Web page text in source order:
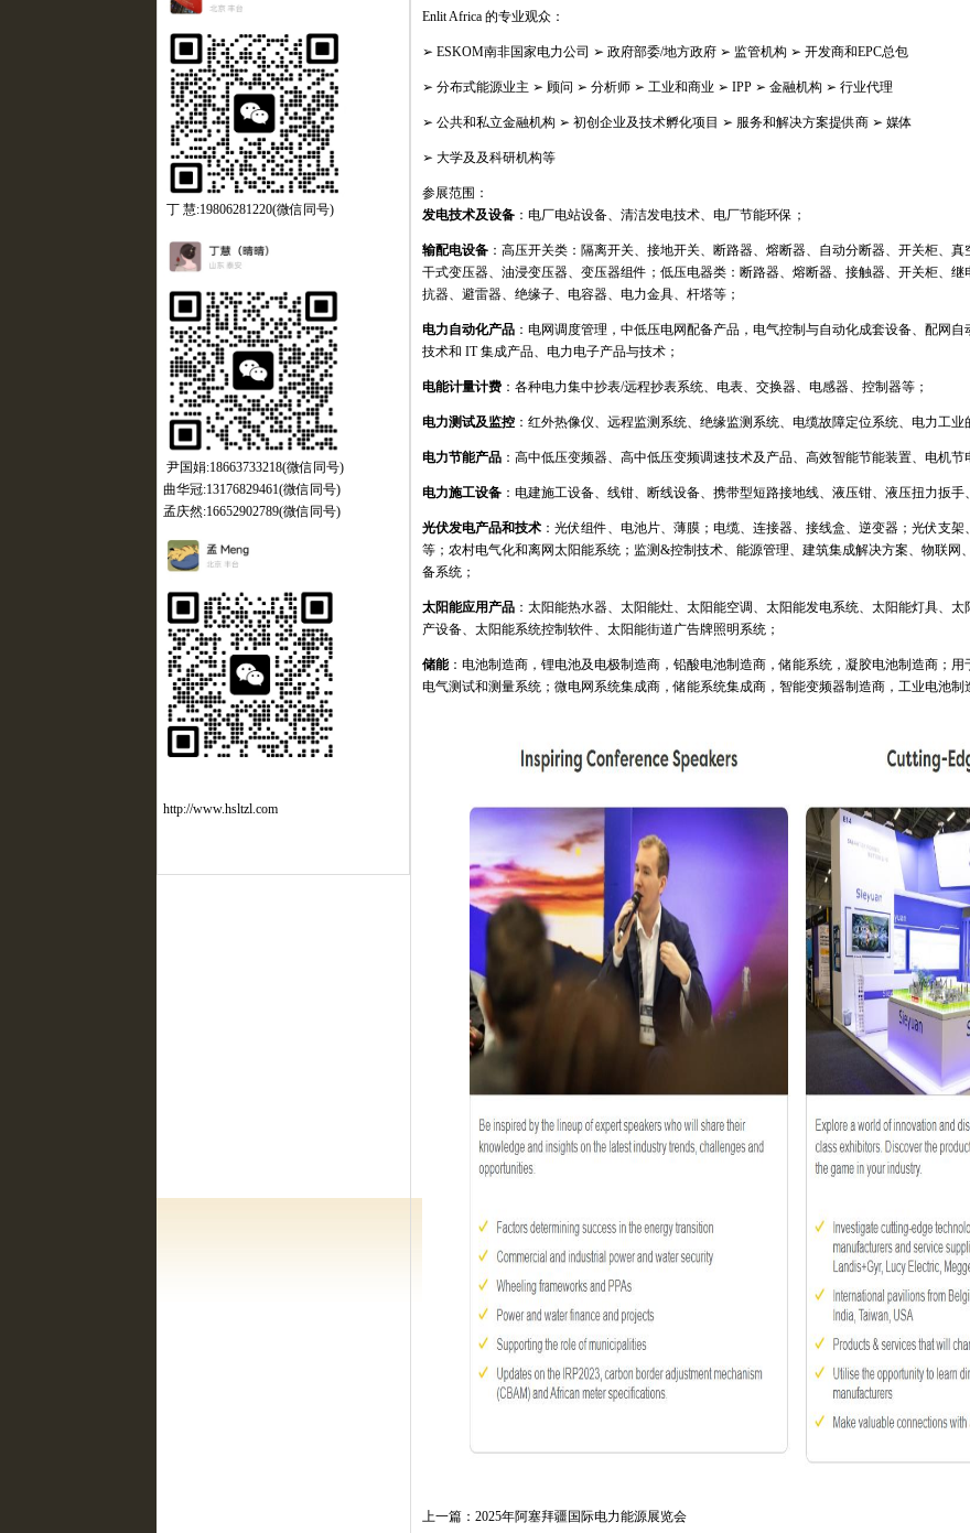
丁 慧:19806281220(微信同号)
尹国娟:18663733218(微信同号)
曲华冠:13176829461(微信同号)
孟庆然:16652902789(微信同号)
http://www.hsltzl.com
Enlit Africa 的专业观众：
➢ ESKOM南非国家电力公司 ➢ 政府部委/地方政府 ➢ 监管机构 ➢ 开发商和EPC总包
➢ 分布式能源业主 ➢ 顾问 ➢ 分析师 ➢ 工业和商业 ➢ IPP ➢ 金融机构 ➢ 行业代理
➢ 公共和私立金融机构 ➢ 初创企业及技术孵化项目 ➢ 服务和解决方案提供商 ➢ 媒体
➢ 大学及及科研机构等
参展范围：
发电技术及设备 ：电厂电站设备、清洁发电技术、电厂节能环保；
输配电设备 ：高压开关类：隔离开关、接地开关、断路器、熔断器、自动分断器、开关柜、
干式变压器、油浸变压器、变压器组件；低压电器类：断路器、熔断器、接触器、开关柜、
抗器、避雷器、绝缘子、电容器、电力金具、杆塔等；
电力自动化产品 ：电网调度管理，中低压电网配备产品，电气控制与自动化成套设备、配网自
技术和 IT集成产品、电力电子产品与技术；
电能计量计费 ：各种电力集中抄表/远程抄表系统、电表、交换器、电感器、控制器等；
电力测试及监控 ：红外热像仪、远程监测系统、绝缘监测系统、电缆故障定位系统、电力工业
电力节能产品 ：高中低压变频器、高中低压变频调速技术及产品、高效智能节能装置、电机
电力施工设备 ：电建施工设备、线钳、断线设备、携带型短路接地线、液压钳、液压扭力扳
光伏发电产品和技术 ：光伏组件、电池片、薄膜；电缆、连接器、接线盒、逆变器；光伏支
等；农村电气化和离网太阳能系统；监测&控制技术、能源管理、建筑集成解决方案、物联网
备系统；
太阳能应用产品 ：太阳能热水器、太阳能灶、太阳能空调、太阳能发电系统、太阳能灯具、
产设备、太阳能系统控制软件、太阳能街道广告牌照明系统；
储能：电池制造商，锂电池及电极制造商，铅酸电池制造商，储能系统，凝胶电池制造商；
电气测试和测量系统；微电网系统集成商，储能系统集成商，智能变频器制造商，工业电池制
上一篇： 2025年阿塞拜疆国际电力能源展览会